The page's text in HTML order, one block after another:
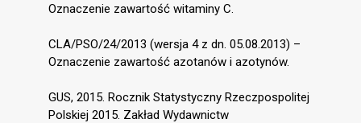
Oznaczenie zawartość witaminy C.
CLA/PSO/24/2013 (wersja 4 z dn. 05.08.2013) –
Oznaczenie zawartość azotanów i azotynów.
GUS, 2015. Rocznik Statystyczny Rzeczpospolitej
Polskiej 2015. Zakład Wydawnictw